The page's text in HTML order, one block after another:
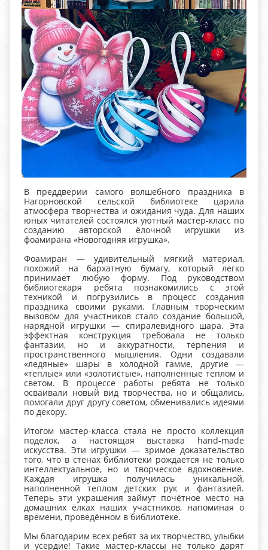
В преддверии самого волшебного праздника в
Нагорновской сельской библиотеке царила
атмосфера творчества и ожидания чуда. Для наших
юных читателей состоялся уютный мастер-класс по
созданию авторской ёлочной игрушки из
фоамирана «Новогодняя игрушка».
Фоамиран — удивительный мягкий материал,
похожий на бархатную бумагу, который легко
принимает любую форму. Под руководством
библиотекаря ребята познакомились с этой
техникой и погрузились в процесс создания
праздника своими руками. Главным творческим
вызовом для участников стало создание большой,
нарядной игрушки — спиралевидного шара. Эта
эффектная конструкция требовала не только
фантазии, но и аккуратности, терпения и
пространственного мышления. Одни создавали
«ледяные» шары в холодной гамме, другие —
«теплые» или «золотистые», наполненные теплом и
светом. В процессе работы ребята не только
осваивали новый вид творчества, но и общались,
помогали друг другу советом, обменивались идеями
по декору.
Итогом мастер-класса стала не просто коллекция
поделок, а настоящая выставка hand-made
искусства. Эти игрушки — зримое доказательство
того, что в стенах библиотеки рождается не только
интеллектуальное, но и творческое вдохновение.
Каждая игрушка получилась уникальной,
наполненной теплом детских рук и фантазией.
Теперь эти украшения займут почётное место на
домашних ёлках наших участников, напоминая о
времени, проведённом в библиотеке.
Мы благодарим всех ребят за их творчество, улыбки
и усердие! Такие мастер-классы не только дарят